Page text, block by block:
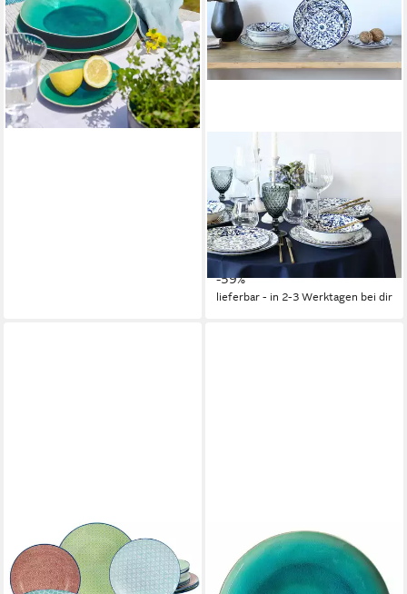
cm, (1 St), 15,4 x 12 cm, Höhe
2,4 cm
11,00 €
lieferbar - in 3-4 Werktagen bei dir
CREATABLE
Teller-Set Fresco Blau, Teller
Set 12-tlg (12-tlg), 4
Personen, Steingut,
Ornamentmotiv, Mediterran
ab 62,11 € UVP 149,99 €
-59%
lieferbar - in 2-3 Werktagen bei dir